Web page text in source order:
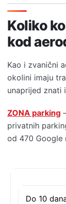
Koliko
kod
Kao i zvanični
okolini imaju
unaprijed znati
ZONA parking
privatnih
od 470 Google
Do 10